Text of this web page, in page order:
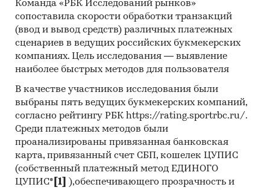
рассчитаны в тоннах, стоимостные - в
долларах и рублях
География исследования:
РФ, федеральные округа и регионы РФ, страны
Категории: Промышленность / ... / Цветная
металлургия / Медь
Команда «РБК Исследований рынков»
сопоставила скорости обработки транзакций
(ввод и вывод средств) различных платежных
сценариев в ведущих российских букмекерских
компаниях. Цель исследования — выявление
наиболее быстрых методов для пользователя
В качестве участников исследования были
выбраны пять ведущих букмекерских компаний,
согласно рейтингу РБК https://rating.sportrbc.ru/.
Среди платежных методов были
проанализированы привязанная банковская
карта, привязанный счет СБП, кошелек ЦУПИС
(собственный платежный метод ЕДИНОГО
ЦУПИС* [1]
),обеспечивающего прозрачность и